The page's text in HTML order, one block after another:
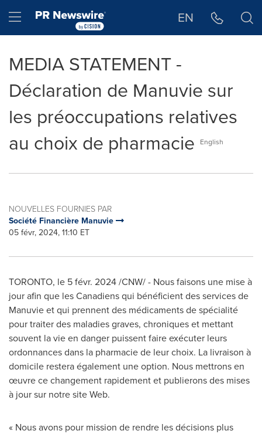
Hamburger menu EN
MEDIA STATEMENT -
Déclaration de Manuvie sur
les préoccupations relatives
au choix de pharmacie
English
NOUVELLES FOURNIES PAR
Société Financière Manuvie
05 févr, 2024, 11:10 ET
TORONTO, le 5 févr. 2024/CNW/ - Nous faisons une mise à
jour afin que les Canadiens qui bénéficient des services de
Manuvie et qui prennent des médicaments de spécialité
pour traiter des maladies graves, chroniques et mettant
souvent la vie en danger puissent faire exécuter leurs
ordonnances dans la pharmacie de leur choix. La livraison à
domicile restera également une option. Nous mettrons en
œuvre ce changement rapidement et publierons des mises
à jour sur notre site Web.
« Nous avons pour mission de rendre les décisions plus